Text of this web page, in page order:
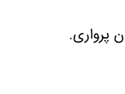
پرواری.